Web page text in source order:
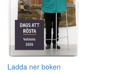
Ladda ner boken